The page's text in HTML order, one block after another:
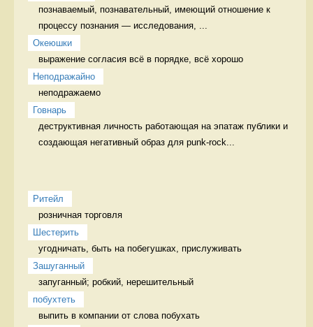
познаваемый, познавательный, имеющий отношение к
процессу познания — исследования, ...
Океюшки
выражение согласия всё в порядке, всё хорошо
Неподражайно
неподражаемо
Говнарь
деструктивная личность работающая на эпатаж публики и
создающая негативный образ для punk-rock...
Ритейл
розничная торговля
Шестерить
угодничать, быть на побегушках, прислуживать
Зашуганный
запуганный; робкий, нерешительный
побухтеть
выпить в компании от слова побухать